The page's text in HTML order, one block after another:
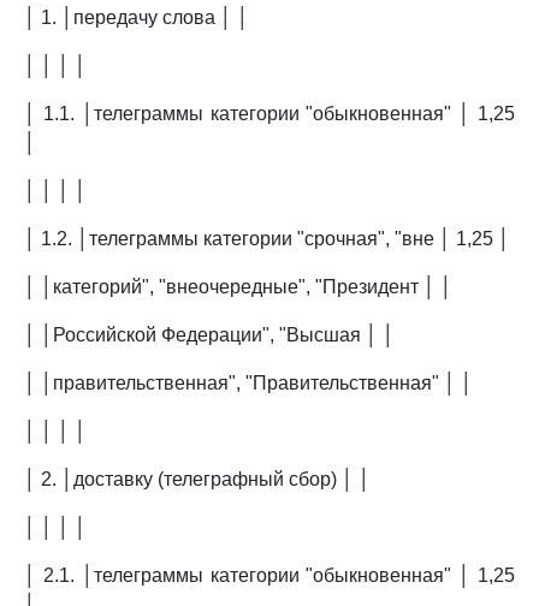
│ 1. │передачу слова │ │
│ 1.1. │телеграммы категории "обыкновенная" │ 1,25
│ 1.2. │телеграммы категории "срочная", "вне │ 1,25 │
│ │категорий", "внеочередные", "Президент │ │
│ │Российской Федерации", "Высшая │ │
│ │правительственная", "Правительственная" │ │
│ 2. │доставку (телеграфный сбор) │ │
│ 2.1. │телеграммы категории "обыкновенная" │ 1,25